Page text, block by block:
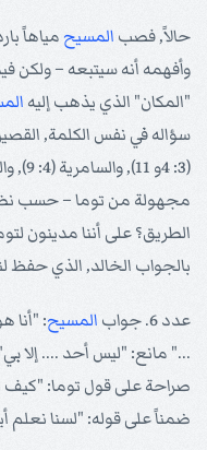
حالاً, فصب المسيح مياهاً
وأفهمه أنه سيتبعه – ولكن
"المكان" الذي يذهب إليه
سؤاله في نفس الكلمة,
مجهولة من توما – حسب
الطريق؟ على أننا مدينون
بالجواب الخالد, الذي حفظ
عدد 6. جواب المسيح: "أنا
..." مانع: "ليس أحد .... إلا
صراحة على قول توما: "كيف
ضمناً على قوله: "لسنا نعلم